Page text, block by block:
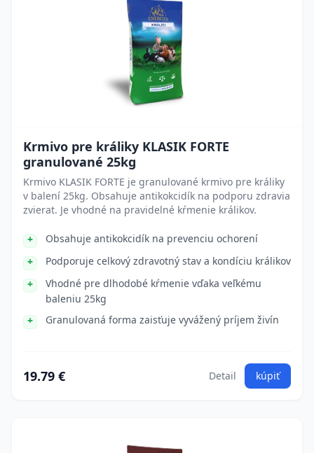
Krmivo pre králiky KLASIK FORTE
granulované 25kg
Krmivo KLASIK FORTE je granulované krmivo pre králiky
v balení 25kg. Obsahuje antikokcidík na podporu zdravia
zvierat. Je vhodné na pravidelné kŕmenie králikov.
Obsahuje antikokcidík na prevenciu ochorení
Podporuje celkový zdravotný stav a kondíciu králikov
Vhodné pre dlhodobé kŕmenie vďaka veľkému
baleniu 25kg
Granulovaná forma zaisťuje vyvážený príjem živín
19.79 € Detail kúpiť